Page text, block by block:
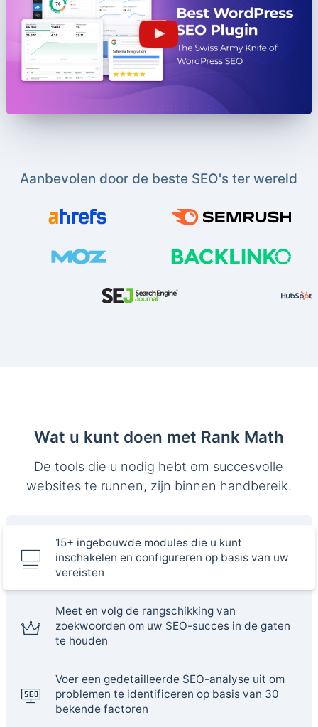
Aanbevolen door de beste SEO's ter wereld
Wat u kunt doen met Rank Math
De tools die u nodig hebt om succesvolle
websites te runnen, zijn binnen handbereik.
15+ ingebouwde modules die u kunt
inschakelen en configureren op basis van uw
vereisten
Meet en volg de rangschikking van
zoekwoorden om uw SEO-succes in de gaten
te houden
Voer een gedetailleerde SEO-analyse uit om
problemen te identificeren op basis van 30
bekende factoren